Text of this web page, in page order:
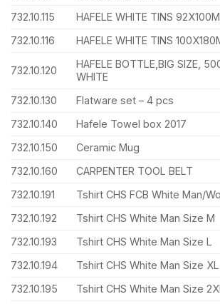
732.10.115
HAFELE WHITE TINS
732.10.116
HAFELE WHITE TINS
732.10.120
HAFELE BOTTLE,BIG SIZE,
WHITE
732.10.130 Flatware set – 4 pcs
732.10.140
Hafele Towel box 2017
732.10.150
Ceramic Mug
732.10.160
CARPENTER TOOL BELT
732.10.191
Tshirt CHS FCB White Man/
732.10.192
Tshirt CHS White Man Size M
732.10.193
Tshirt CHS White Man Size L
732.10.194
Tshirt CHS White Man Size XL
732.10.195
Tshirt CHS White Man Size